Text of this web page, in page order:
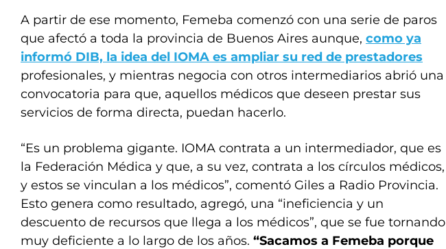
A partir de ese momento, Femeba comenzó con una serie de paros
que afectó a toda la provincia de Buenos Aires aunque, como ya
informó DIB, la idea del IOMA es ampliar su red de prestadores
profesionales, y mientras negocia con otros intermediarios abrió una
convocatoria para que, aquellos médicos que deseen prestar sus
servicios de forma directa, puedan hacerlo.
“Es un problema gigante. IOMA contrata a un intermediador, que es
la Federación Médica y que, a su vez, contrata a los círculos médicos,
y estos se vinculan a los médicos”, comentó Giles a Radio Provincia.
Esto genera como resultado, agregó, una “ineficiencia y un
descuento de recursos que llega a los médicos”, que se fue tornando
muy deficiente a lo largo de los años. “Sacamos a Femeba porque